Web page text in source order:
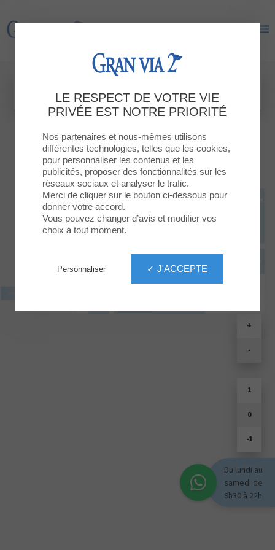
Gran Via 2
+
-
1
0
-1
Du lundi au
samedi de
9h30 à 22h
LE RESPECT DE VOTRE VIE
PRIVÉE EST NOTRE PRIORITÉ
Nos partenaires et nous-mêmes utilisons
différentes technologies, telles que les cookies,
pour personnaliser les contenus et les
publicités, proposer des fonctionnalités sur les
réseaux sociaux et analyser le trafic.
Merci de cliquer sur le bouton ci-dessous pour
donner votre accord.
Vous pouvez changer d’avis et modifier vos
choix à tout moment.
✓ J'ACCEPTE
Personnaliser